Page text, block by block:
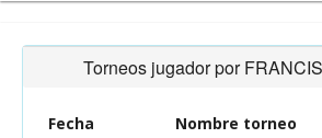
Torneos jugador por
Fecha
Nombre torneo